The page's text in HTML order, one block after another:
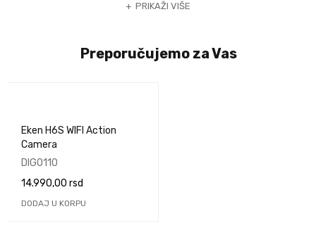
PRIKAŽI VIŠE
Preporučujemo za Vas
Eken H6S WIFI Action
Camera
DIG0110
14.990,00 rsd
DODAJ U KORPU